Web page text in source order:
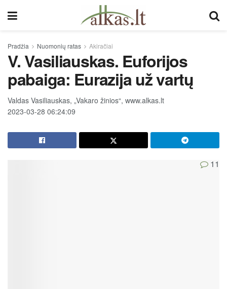
Pradžia Nuomonių ratas Akiračiai
V. Vasiliauskas. Euforijos
pabaiga: Eurazija už vartų
Valdas Vasiliauskas, „Vakaro žinios“, www.alkas.lt
2023-03-28 06:24:09
11